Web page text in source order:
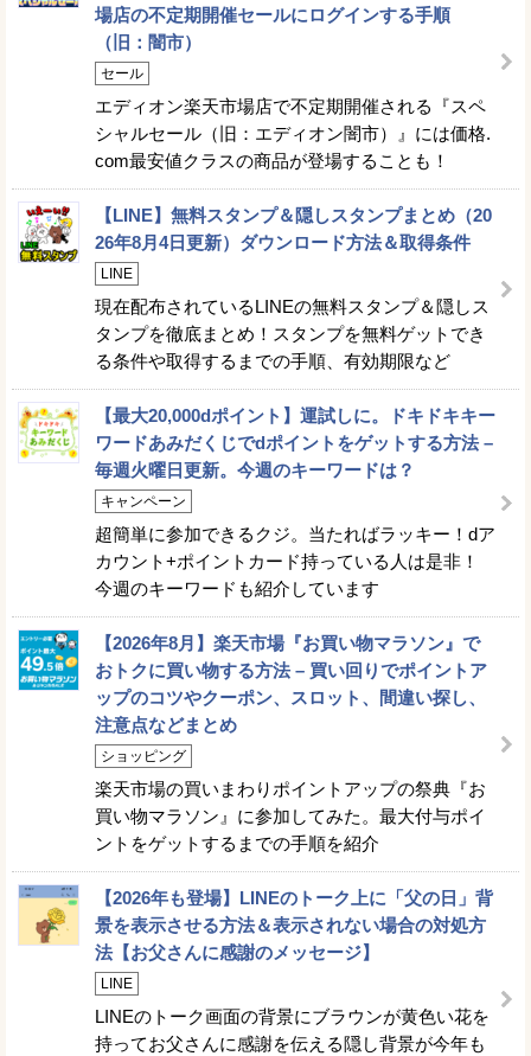
場店の不定期開催セールにログインする手順
（旧：闇市）
セール
エディオン楽天市場店で不定期開催される『スペ
シャルセール（旧：エディオン闇市）』には価格.
com最安値クラスの商品が登場することも！
【LINE】無料スタンプ＆隠しスタンプまとめ（20
26年8月4日更新）ダウンロード方法＆取得条件
LINE
現在配布されているLINEの無料スタンプ＆隠しス
タンプを徹底まとめ！スタンプを無料ゲットでき
る条件や取得するまでの手順、有効期限など
【最大20,000dポイント】運試しに。ドキドキキー
ワードあみだくじでdポイントをゲットする方法 –
毎週火曜日更新。今週のキーワードは？
キャンペーン
超簡単に参加できるクジ。当たればラッキー！dア
カウント+ポイントカード持っている人は是非！
今週のキーワードも紹介しています
【2026年8月】楽天市場『お買い物マラソン』で
おトクに買い物する方法 – 買い回りでポイントア
ップのコツやクーポン、スロット、間違い探し、
注意点などまとめ
ショッピング
楽天市場の買いまわりポイントアップの祭典『お
買い物マラソン』に参加してみた。最大付与ポイ
ントをゲットするまでの手順を紹介
【2026年も登場】LINEのトーク上に「父の日」背
景を表示させる方法＆表示されない場合の対処方
法【お父さんに感謝のメッセージ】
LINE
LINEのトーク画面の背景にブラウンが黄色い花を
持ってお父さんに感謝を伝える隠し背景が今年も